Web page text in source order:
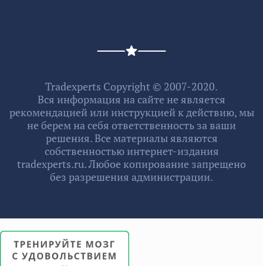
Tradexperts Copyright © 2007-2020.
Вся информация на сайте не является
рекомендацией или инструкцией к действию, мы
не берем на себя ответственность за ваши
решения. Все материалы являются
собственностью интернет-издания
tradexperts.ru. Любое копирование запрещено
без разрешения администрации.